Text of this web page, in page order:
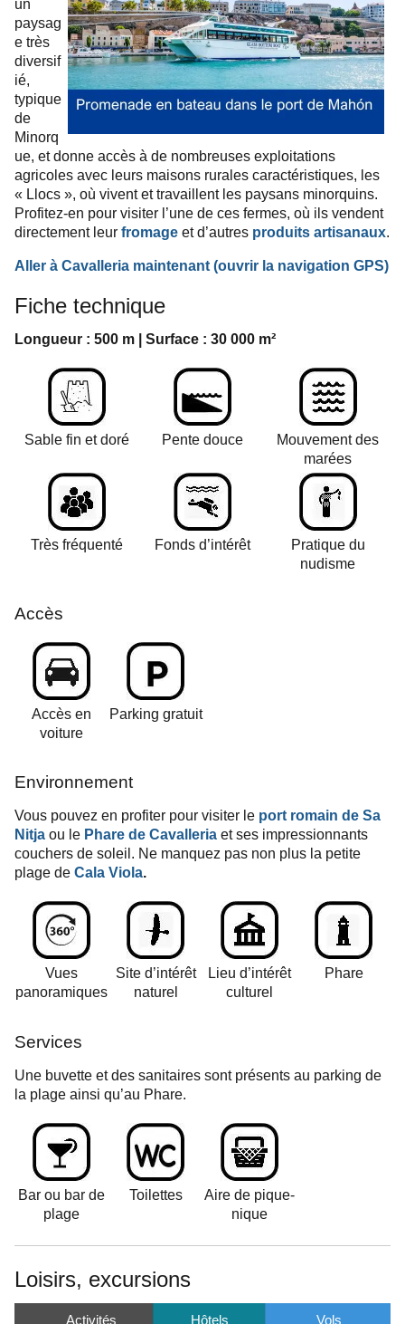
un
paysag
e très
diversif
ié,
typique
de
Minorq
ue, et donne accès à de nombreuses exploitations
agricoles avec leurs maisons rurales caractéristiques, les
« Llocs », où vivent et travaillent les paysans minorquins.
Profitez-en pour visiter l’une de ces fermes, où ils vendent
directement leur fromage et d’autres produits artisanaux.
Aller à Cavalleria maintenant (ouvrir la navigation GPS)
Fiche technique
Longueur : 500 m | Surface : 30 000 m²
Sable fin et doré Pente douce
Mouvement des
marées
Très fréquenté Fonds d’intérêt
Pratique du
nudisme
Accès
Accès en
voiture
Parking gratuit
Environnement
Vous pouvez en profiter pour visiter le port romain de Sa
Nitja ou le Phare de Cavalleria et ses impressionnants
couchers de soleil. Ne manquez pas non plus la petite
plage de Cala Viola.
Vues
panoramiques
Site d’intérêt
naturel
Lieu d’intérêt
culturel
Phare
Services
Une buvette et des sanitaires sont présents au parking de
la plage ainsi qu’au Phare.
Bar ou bar de
plage
Toilettes
Aire de pique-
nique
Loisirs, excursions
Activités Hôtels Vols